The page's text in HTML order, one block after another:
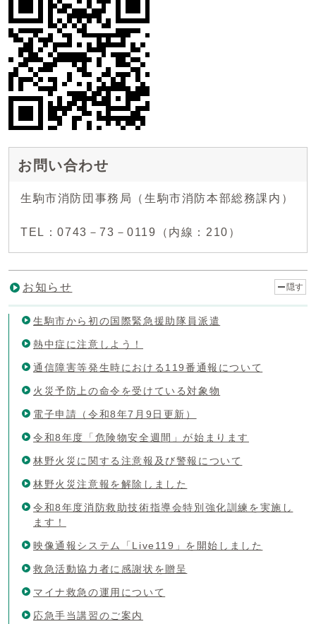
お問い合わせ
生駒市消防団事務局（生駒市消防本部総務課内）
TEL：0743－73－0119（内線：210）
お知らせ 隠す
生駒市から初の国際緊急援助隊員派遣
熱中症に注意しよう！
通信障害等発生時における119番通報について
火災予防上の命令を受けている対象物
電子申請（令和8年7月9日更新）
令和8年度「危険物安全週間」が始まります
林野火災に関する注意報及び警報について
林野火災注意報を解除しました
令和8年度消防救助技術指導会特別強化訓練を実施し
ます！
映像通報システム「Live119」を開始しました
救急活動協力者に感謝状を贈呈
マイナ救急の運用について
応急手当講習のご案内